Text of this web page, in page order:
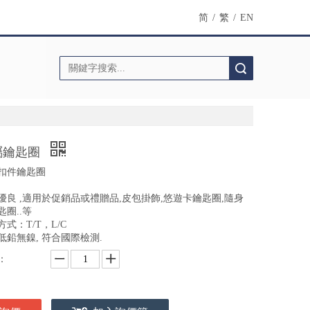
简 / 繁 / EN
匙圈
件鑰匙圈
良 ,適用於促銷品或禮贈品,皮包掛飾,悠遊卡鑰匙圈,隨身
圈..等
式：T/T，L/C
鉛無鎳, 符合國際檢測.